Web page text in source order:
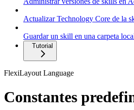
Actualizar Technology Core de la
Guardar un skill en una carpeta
Tutorial
FlexiLayout Language
Constantes